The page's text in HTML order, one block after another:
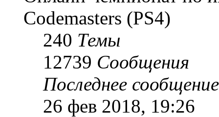
Codemasters (PS4)
240 Темы
12739 Сообщения
Последнее сообщение
26 фев 2018, 19:26